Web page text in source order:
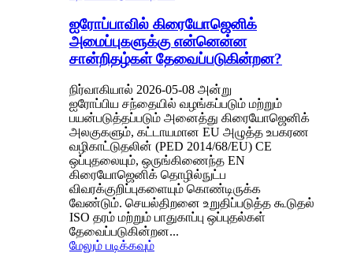
ஐரோப்பாவில் கிரையோஜெனிக்
அமைப்புகளுக்கு என்னென்ன
சான்றிதழ்கள் தேவைப்படுகின்றன?
நிர்வாகியால் 2026-05-08 அன்று
ஐரோப்பிய சந்தையில் வழங்கப்படும் மற்றும்
பயன்படுத்தப்படும் அனைத்து கிரையோஜெனிக்
அலகுகளும், கட்டாயமான EU அழுத்த உபகரண
வழிகாட்டுதலின் (PED 2014/68/EU) CE
ஒப்புதலையும், ஒருங்கிணைந்த EN
கிரையோஜெனிக் தொழில்நுட்ப
விவரக்குறிப்புகளையும் கொண்டிருக்க
வேண்டும். செயல்திறனை உறுதிப்படுத்த கூடுதல்
ISO தரம் மற்றும் பாதுகாப்பு ஒப்புதல்கள்
தேவைப்படுகின்றன...
மேலும் படிக்கவும்